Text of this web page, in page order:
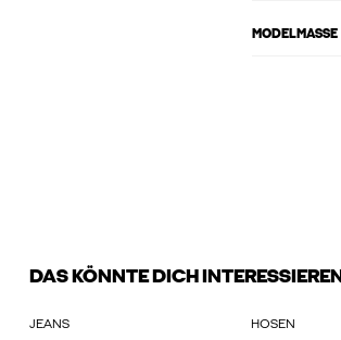
MODELMASSE
DAS KÖNNTE DICH INTERESSIEREN
JEANS HOSEN